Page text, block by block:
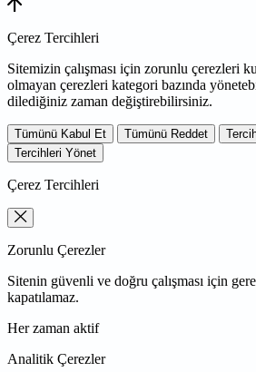
Çerez Tercihleri
Sitemizin çalışması için zorunlu çerezleri
olmayan çerezleri kategori bazında
dilediğiniz zaman değiştirebilirsiniz.
Tümünü Kabul Et Tümünü Reddet
Tercihleri Yönet
Çerez Tercihleri
Zorunlu Çerezler
Sitenin güvenli ve doğru çalışması için
kapatılamaz.
Her zaman aktif
Analitik Çerezler